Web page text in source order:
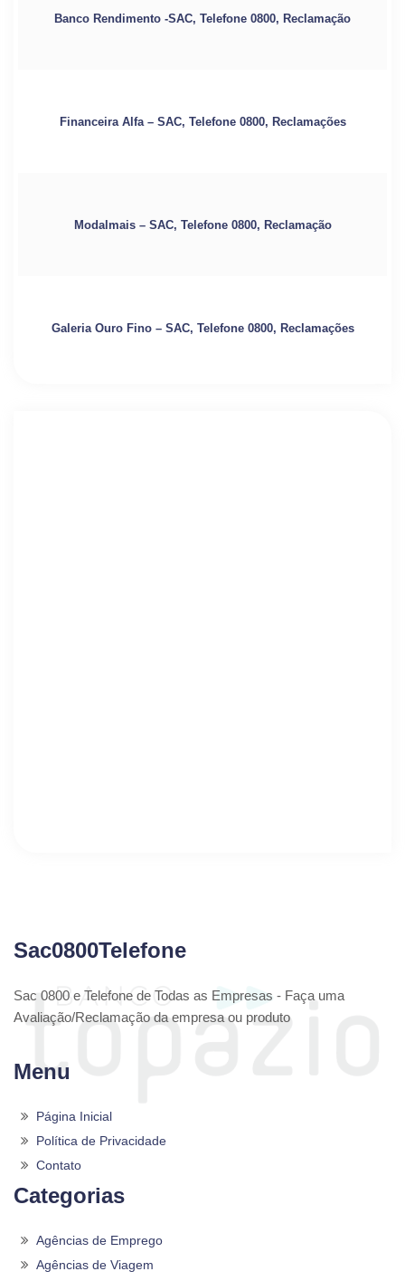
Banco Rendimento -SAC, Telefone 0800, Reclamação
Financeira Alfa – SAC, Telefone 0800, Reclamações
Modalmais – SAC, Telefone 0800, Reclamação
Galeria Ouro Fino – SAC, Telefone 0800, Reclamações
Sac0800Telefone
Sac 0800 e Telefone de Todas as Empresas - Faça uma
Avaliação/Reclamação da empresa ou produto
Menu
Página Inicial
Política de Privacidade
Contato
Categorias
Agências de Emprego
Agências de Viagem